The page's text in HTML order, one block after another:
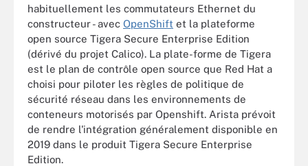
habituellement les commutateurs Ethernet du
constructeur - avec OpenShift et la plateforme
open source Tigera Secure Enterprise Edition
(dérivé du projet Calico). La plate-forme de Tigera
est le plan de contrôle open source que Red Hat a
choisi pour piloter les règles de politique de
sécurité réseau dans les environnements de
conteneurs motorisés par Openshift. Arista prévoit
de rendre l'intégration généralement disponible en
2019 dans le produit Tigera Secure Enterprise
Edition.